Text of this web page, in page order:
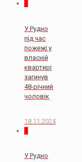
У Рудно
під час
пожежі у
власній
квартирі
загинув
48-річний
чоловік
18.11.2024
У Рудно